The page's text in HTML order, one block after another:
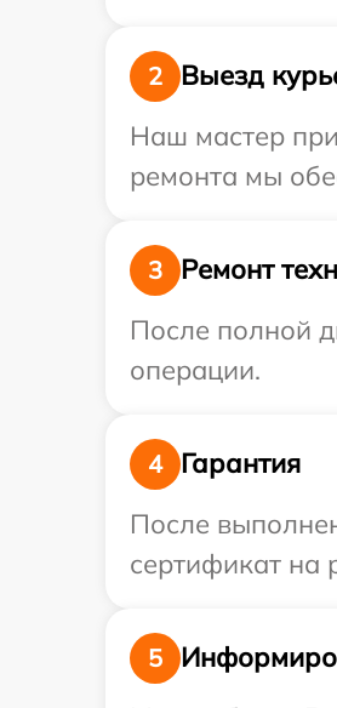
2
Выезд
Наш мастер
ремонта мы
3
Ремонт
После полной
операции.
4
Гарантия
После
сертификат на
5